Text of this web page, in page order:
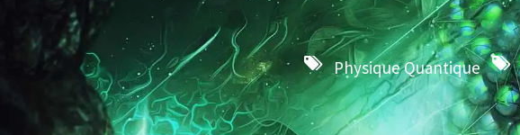
Physique Quantique